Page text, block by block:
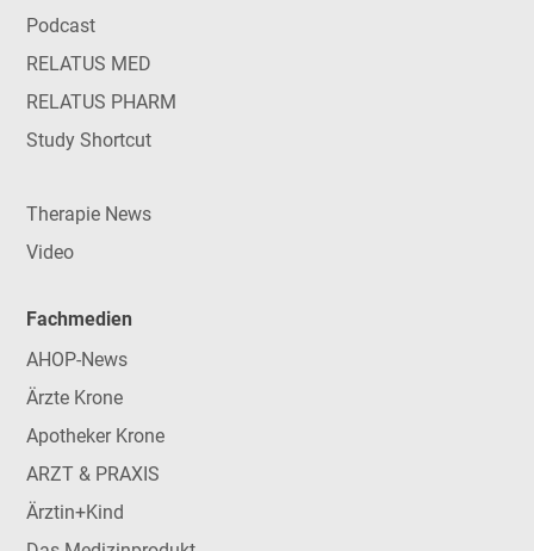
Podcast
RELATUS MED
RELATUS PHARM
Study Shortcut
Therapie News
Video
Fachmedien
AHOP-News
Ärzte Krone
Apotheker Krone
ARZT & PRAXIS
Ärztin+Kind